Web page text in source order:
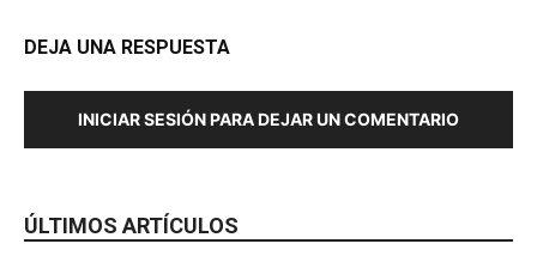
Política
DEJA UNA RESPUESTA
INICIAR SESIÓN PARA DEJAR UN COMENTARIO
ÚLTIMOS ARTÍCULOS